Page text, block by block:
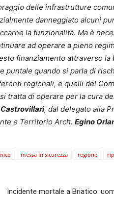
delle infrastrutture
danneggiato alcuni
la funzionalità. Ma è
ad operare a pieno
finanziamento attraverso la
puntale quando si parla di
regionali, e quelli del
tratta di operare per la cura
, dal delegato alla
e Territorio Arch. Egino
messa in sicurezza regione
Incidente mortale a Briatico: